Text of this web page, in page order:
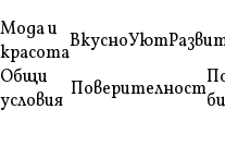
Мода и
красотаВкусноУют
Общи
условия Поверителност